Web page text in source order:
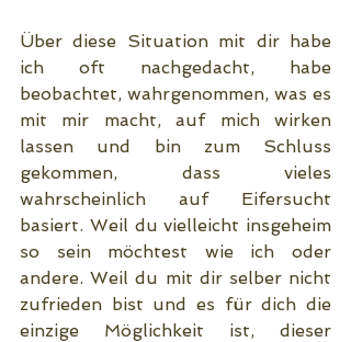
Über diese Situation mit dir habe
ich oft nachgedacht, habe
beobachtet, wahrgenommen, was es
mit mir macht, auf mich wirken
lassen und bin zum Schluss
gekommen, dass vieles
wahrscheinlich auf Eifersucht
basiert. Weil du vielleicht insgeheim
so sein möchtest wie ich oder
andere. Weil du mit dir selber nicht
zufrieden bist und es für dich die
einzige Möglichkeit ist, dieser